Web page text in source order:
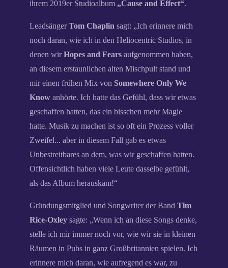
ihrem 2019er Studioalbum „Cause and Effect“.
LeadsängerTom Chaplin sagt: „Ich erinnere mich
noch daran, wie ich in den Heliocentric Studios, in
denen wirHopes and Fears aufgenommen haben,
an diesem erstaunlichen alten Mischpult stand und
mir einen frühen Mix von Somewhere Only We
Know anhörte. Ich hatte das Gefühl, dass wir etwas
geschaffen hatten, das ein bisschen mehr Magie
hatte. Musik zu machen ist so oft ein Prozess voller
Zweifel... aber in diesem Fall gab es etwas
Unbestreitbares an dem, was wir geschaffen hatten.
Offensichtlich haben viele Leute dasselbe gefühlt,
als das Album herauskam!“
Gründungsmitglied und Songwriter der Band Tim
Rice-Oxley sagte: „Wenn ich an diese Songs denke,
stelle ich mir immer noch vor, wie wir sie in kleinen
Räumen in Pubs in ganz Großbritannien spielen. Ich
erinnere mich daran, wie aufregend es war, zu